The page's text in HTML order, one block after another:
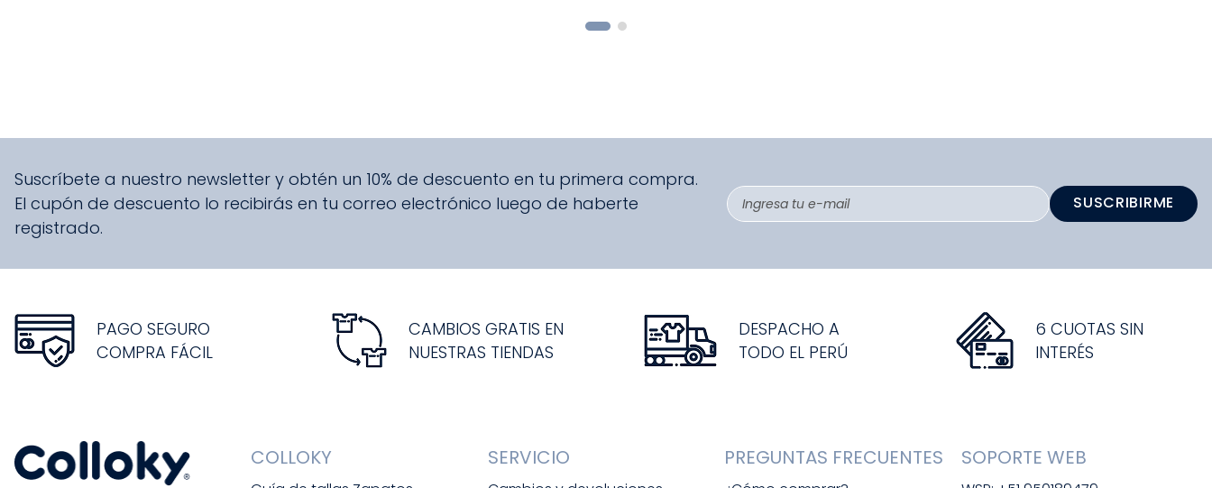
Suscríbete a nuestro newsletter y obtén un 10% de descuento en tu primera compra.
El cupón de descuento lo recibirás en tu correo electrónico luego de haberte
registrado.
SUSCRIBIRME
PAGO SEGURO
COMPRA FÁCIL
CAMBIOS GRATIS EN
NUESTRAS TIENDAS
DESPACHO A
TODO EL PERÚ
6 CUOTAS SIN
INTERÉS
COLLOKY SERVICIO PREGUNTAS FRECUENTES SOPORTE WEB